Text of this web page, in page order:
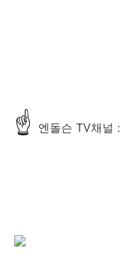
☝ 엔돌슨 TV채널 :